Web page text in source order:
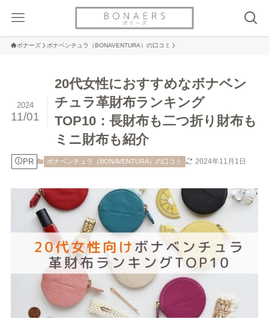
ボナーズ ボナベンチュラ（BONAVENTURA）の口コミ
20代女性におすすめなボナベン
チュラ革財布ランキング
TOP10：長財布も二つ折り財布も
ミニ財布も紹介
2024
11/01
PR ボナベンチュラ（BONAVENTURA）の口コミ 2024年11月1日